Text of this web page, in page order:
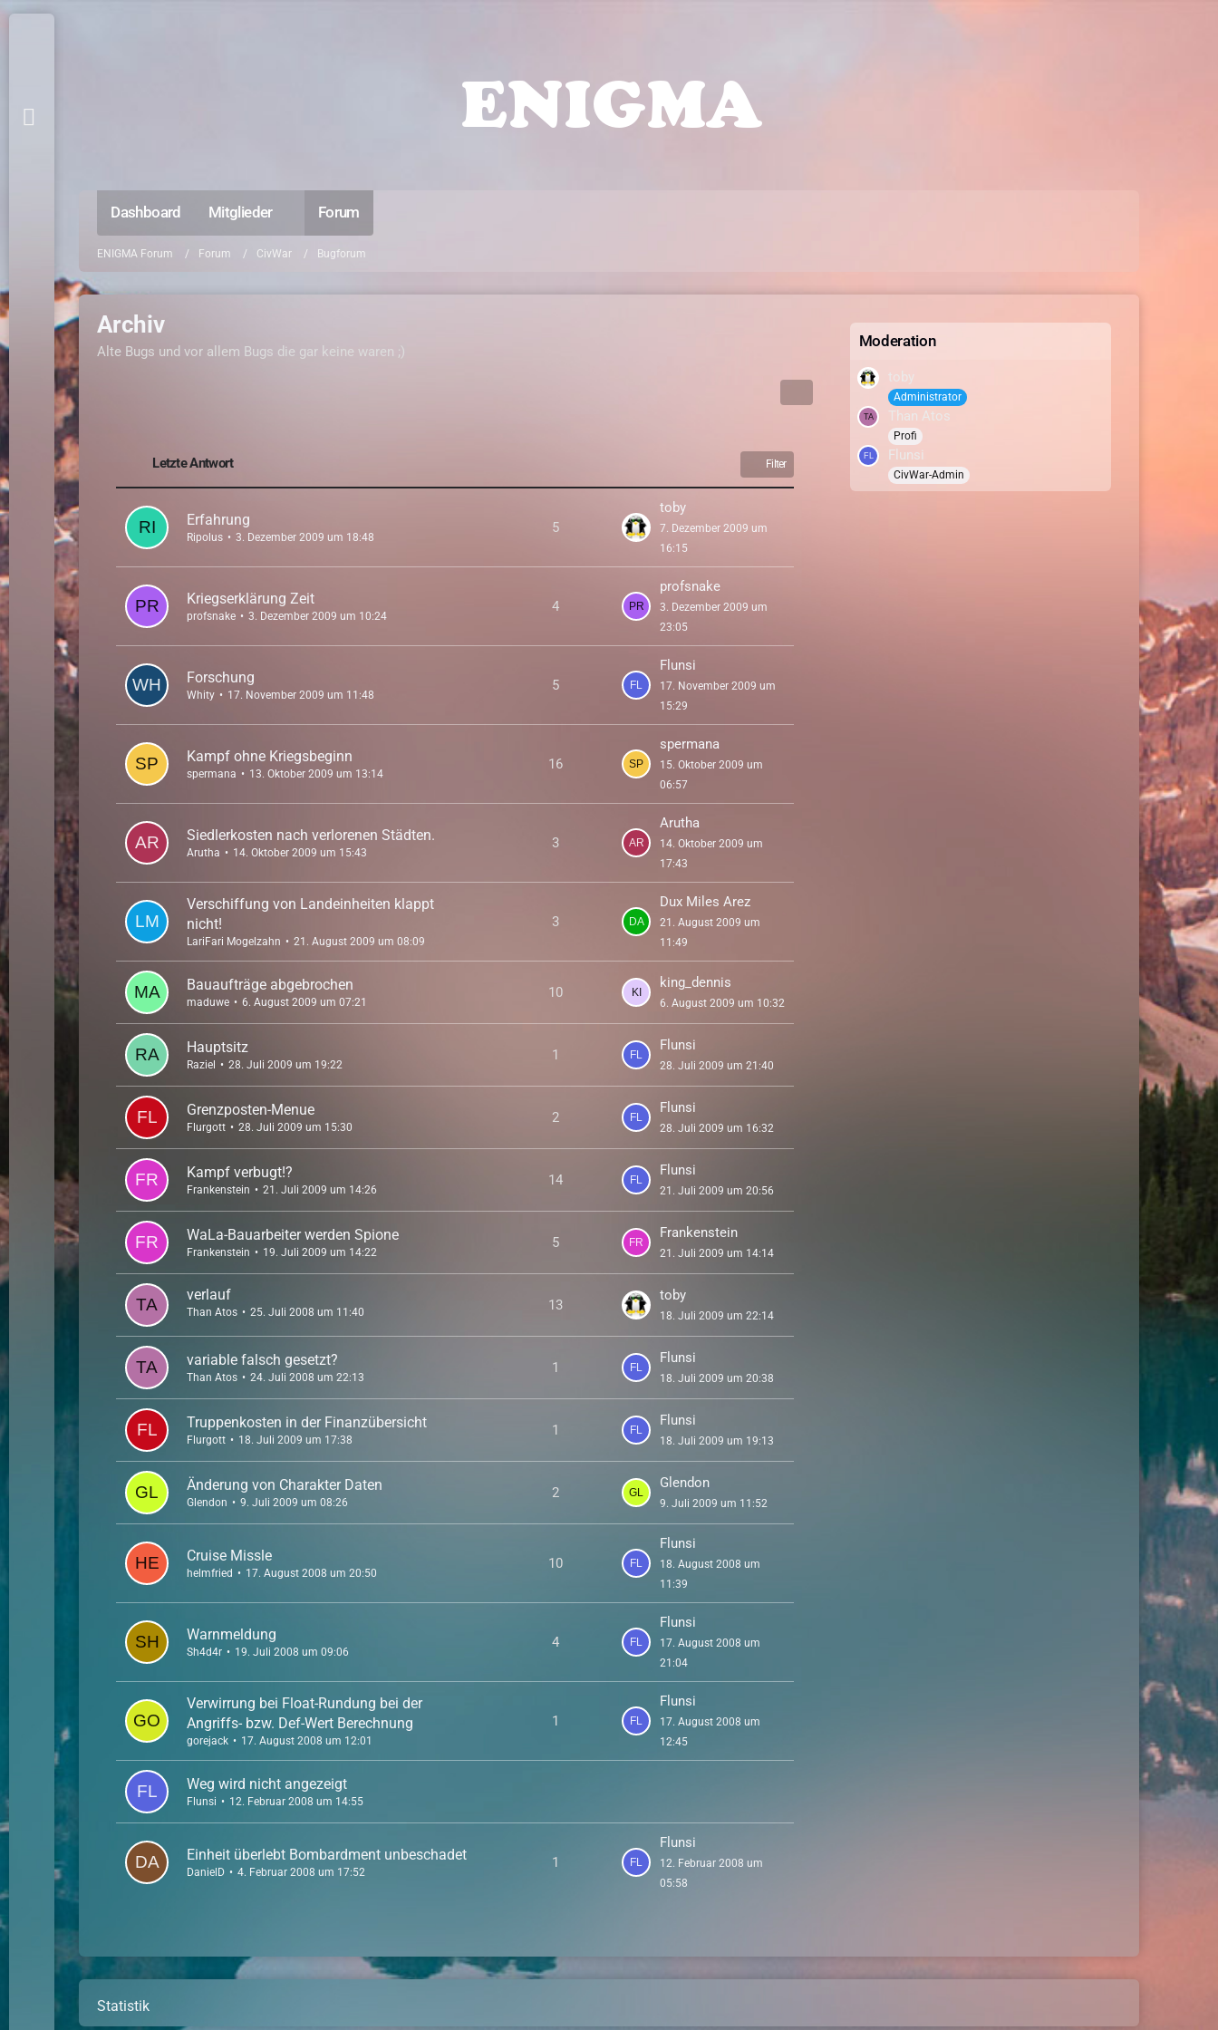
Dashboard Mitglieder Forum
ENIGMA Forum Forum CivWar Bugforum
Archiv
Alte Bugs und vor allem Bugs die gar keine waren ;)
Letzte Antwort Filter
Erfahrung
Ripolus 3. Dezember 2009 um 18:48
5
toby
7. Dezember 2009 um
16:15
Kriegserklärung Zeit
profsnake 3. Dezember 2009 um 10:24
4
profsnake
3. Dezember 2009 um
23:05
Forschung
Whity 17. November 2009 um 11:48
5
Flunsi
17. November 2009 um
15:29
Kampf ohne Kriegsbeginn
spermana 13. Oktober 2009 um 13:14
16
spermana
15. Oktober 2009 um
06:57
Siedlerkosten nach verlorenen Städten.
Arutha 14. Oktober 2009 um 15:43
3
Arutha
14. Oktober 2009 um
17:43
Verschiffung von Landeinheiten klappt
nicht!
LariFari Mogelzahn 21. August 2009 um 08:09
3
Dux Miles Arez
21. August 2009 um
11:49
Bauaufträge abgebrochen
maduwe 6. August 2009 um 07:21
10
king_dennis
6. August 2009 um 10:32
Hauptsitz
Raziel 28. Juli 2009 um 19:22
1
Flunsi
28. Juli 2009 um 21:40
Grenzposten-Menue
Flurgott 28. Juli 2009 um 15:30
2
Flunsi
28. Juli 2009 um 16:32
Kampf verbugt!?
Frankenstein 21. Juli 2009 um 14:26
14
Flunsi
21. Juli 2009 um 20:56
WaLa-Bauarbeiter werden Spione
Frankenstein 19. Juli 2009 um 14:22
5
Frankenstein
21. Juli 2009 um 14:14
verlauf
Than Atos 25. Juli 2008 um 11:40 13
toby
18. Juli 2009 um 22:14
variable falsch gesetzt?
Than Atos 24. Juli 2008 um 22:13
1
Flunsi
18. Juli 2009 um 20:38
Truppenkosten in der Finanzübersicht
Flurgott 18. Juli 2009 um 17:38
1
Flunsi
18. Juli 2009 um 19:13
Änderung von Charakter Daten
Glendon 9. Juli 2009 um 08:26
2
Glendon
9. Juli 2009 um 11:52
Cruise Missle
helmfried 17. August 2008 um 20:50
10
Flunsi
18. August 2008 um
11:39
Warnmeldung
Sh4d4r 19. Juli 2008 um 09:06
4
Flunsi
17. August 2008 um
21:04
Verwirrung bei Float-Rundung bei der
Angriffs- bzw. Def-Wert Berechnung
gorejack 17. August 2008 um 12:01
1
Flunsi
17. August 2008 um
12:45
Weg wird nicht angezeigt
Flunsi 12. Februar 2008 um 14:55
Einheit überlebt Bombardment unbeschadet
DanielD 4. Februar 2008 um 17:52
1
Flunsi
12. Februar 2008 um
05:58
Moderation
toby
Administrator
Than Atos
Profi
Flunsi
CivWar-Admin
Statistik